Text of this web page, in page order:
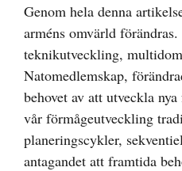
Genom hela denna
arméns omvärld
teknikutveckling,
Natomedlemskap,
behovet av att utveckla
vår förmågeutveckling
planeringscykler,
antagandet att framtida